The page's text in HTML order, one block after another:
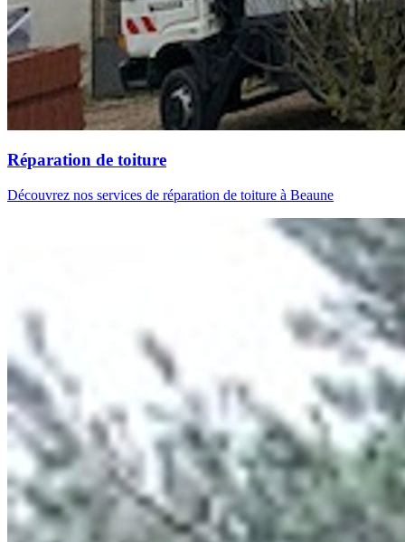
Réparation de toiture
Découvrez nos services de réparation de toiture à Beaune